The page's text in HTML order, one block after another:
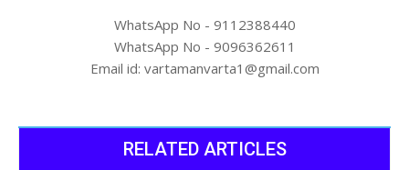
WhatsApp No - 9112388440
WhatsApp No - 9096362611
Email id: vartamanvarta1@gmail.com
RELATED ARTICLES